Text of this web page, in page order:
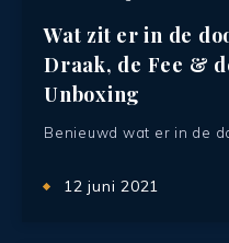
Wat zit er in de
Draak, de Fee &
Unboxing
Benieuwd wat er in de
12 juni 2021